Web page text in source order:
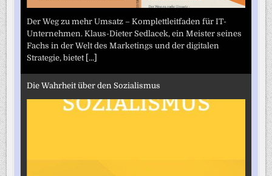
Der Weg zu mehr Umsatz – Komplettleitfaden für IT-
Unternehmen. Klaus-Dieter Sedlacek, ein Meister seines
Fachs in der Welt des Marketings und der digitalen
Strategie, bietet [...]
Die Wahrheit über den Sozialismus